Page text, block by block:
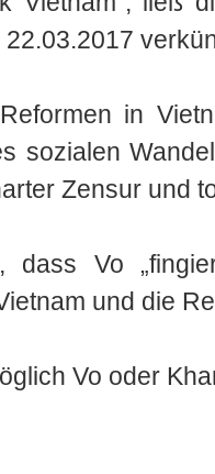
in
sozialen
Zensur und
dass Vo
und die
Vo oder